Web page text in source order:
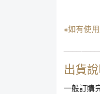
※如有使
出貨
一般訂購